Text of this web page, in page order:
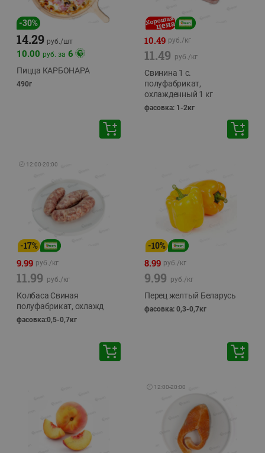
-30%
14.29 руб./шт
10.00 руб. за 6
Пицца КАРБОНАРА
490г
10.49 руб./кг
11.49 руб./кг
Свинина 1 с.
полуфабрикат,
охлажденный 1 кг
фасовка: 1-2кг
🕘 12:00-20:00
-17%
9.99 руб./кг
11.99 руб./кг
Колбаса Свиная
полуфабрикат, охлажд
фасовка:0,5-0,7кг
-10%
8.99 руб./кг
9.99 руб./кг
Перец желтый Беларусь
фасовка: 0,3-0,7кг
🕘 12:00-20:00